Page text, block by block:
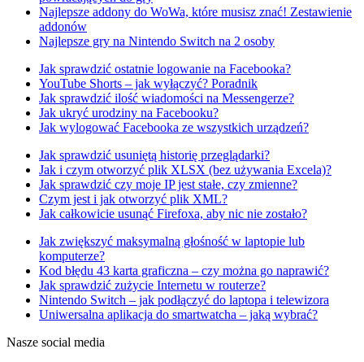
Najlepsze addony do WoWa, które musisz znać! Zestawienie
addonów
Najlepsze gry na Nintendo Switch na 2 osoby
Jak sprawdzić ostatnie logowanie na Facebooka?
YouTube Shorts – jak wyłączyć? Poradnik
Jak sprawdzić ilość wiadomości na Messengerze?
Jak ukryć urodziny na Facebooku?
Jak wylogować Facebooka ze wszystkich urządzeń?
Jak sprawdzić usuniętą historię przeglądarki?
Jak i czym otworzyć plik XLSX (bez używania Excela)?
Jak sprawdzić czy moje IP jest stałe, czy zmienne?
Czym jest i jak otworzyć plik XML?
Jak całkowicie usunąć Firefoxa, aby nic nie zostało?
Jak zwiększyć maksymalną głośność w laptopie lub
komputerze?
Kod błędu 43 karta graficzna – czy można go naprawić?
Jak sprawdzić zużycie Internetu w routerze?
Nintendo Switch – jak podłączyć do laptopa i telewizora
Uniwersalna aplikacja do smartwatcha – jaką wybrać?
Nasze social media